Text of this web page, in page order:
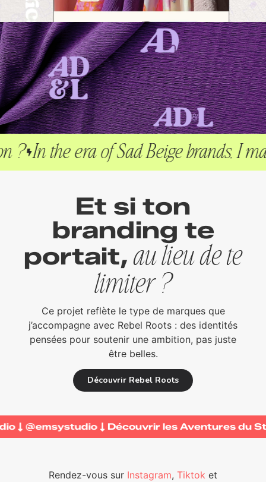
the era of Sad Beige brands, I make
Et si ton
branding te
portait, au lieu de te
limiter ?
Ce projet reflète le type de marques que
j’accompagne avec Rebel Roots : des identités
pensées pour soutenir une ambition, pas juste
être belles.
Découvrir Rebel Roots
Studio @emsystudio Découvrir les Aventures
Rendez-vous sur Instagram, Tiktok et